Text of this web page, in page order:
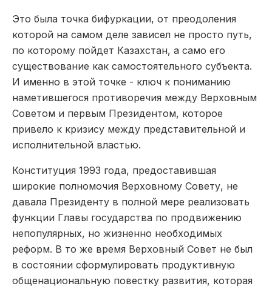
Это была точка бифуркации, от преодоления
которой на самом деле зависел не просто путь,
по которому пойдет Казахстан, а само его
существование как самостоятельного субъекта.
И именно в этой точке -­ ключ к пониманию
наметившегося противоречия между Верховным
Советом и первым Президентом, которое
привело к кризису между представительной и
исполнительной властью.
Конституция 1993 года, предоставившая
широкие полномочия Верховному Совету, не
давала Президенту в полной мере реализовать
функции Главы государства по продвижению
непопулярных, но жизненно необходимых
реформ. В то же время Верховный Совет не был
в состоянии сформулировать продуктивную
общенациональную повестку развития, которая